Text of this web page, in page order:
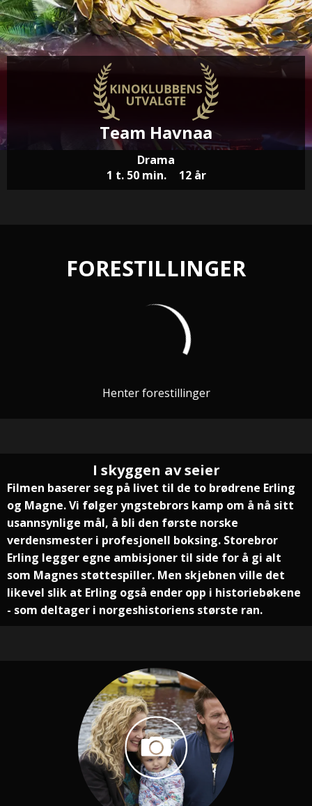
Team Havnaa
Drama
1 t. 50 min.
12 år
FORESTILLINGER
Henter forestillinger
I skyggen av seier
Filmen baserer seg på livet til de to brødrene Erling
og Magne. Vi følger yngstebrors kamp om å nå sitt
usannsynlige mål, å bli den første norske
verdensmester i profesjonell boksing. Storebror
Erling legger egne ambisjoner til side for å gi alt
som Magnes støttespiller. Men skjebnen ville det
likevel slik at Erling også ender opp i historiebøkene
- som deltager i norgeshistoriens største ran.